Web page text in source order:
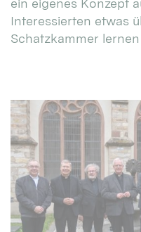
ein eigenes Konzept
Interessierten etwas
Schatzkammer